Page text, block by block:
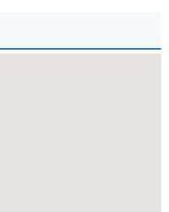
と島を巡ることができま
すめです。アップダウンも